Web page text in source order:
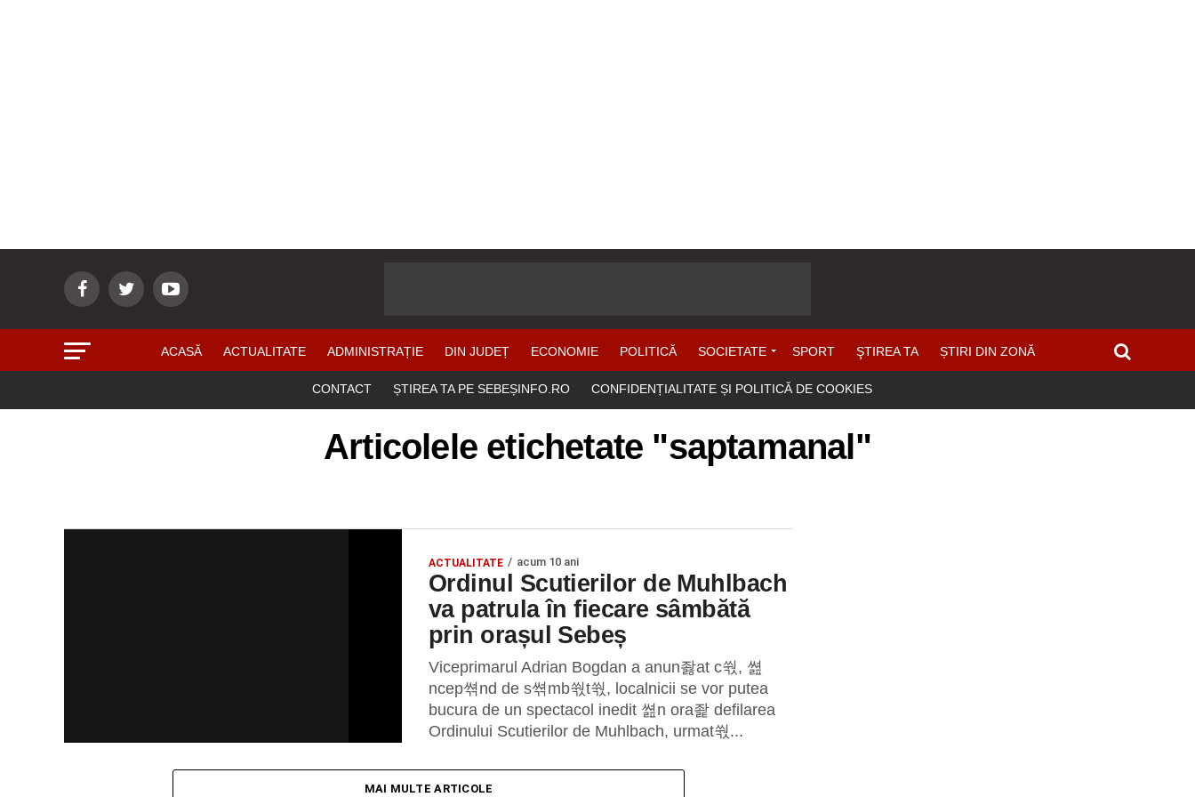
ACASĂ ACTUALITATE ADMINISTRAȚIE DIN JUDEȚ ECONOMIE POLITICĂ SOCIETATE SPORT ŞTIREA TA ȘTIRI DIN ZONĂ
CONTACT ȘTIREA TA PE SEBEȘINFO.RO CONFIDENȚIALITATE ȘI POLITICĂ DE COOKIES
Articolele etichetate "saptamanal"
ACTUALITATE acum 10 ani
Ordinul Scutierilor de Muhlbach
va patrula în fiecare sâmbătă
prin orașul Sebeș
Viceprimarul Adrian Bogdan a anun좛at c쒃, 쎮
ncep쎢nd de s쎢mb쒃t쒃, localnicii se vor putea
bucura de un spectacol inedit 쎮n ora좙 defilarea
Ordinului Scutierilor de Muhlbach, urmat쒃...
MAI MULTE ARTICOLE